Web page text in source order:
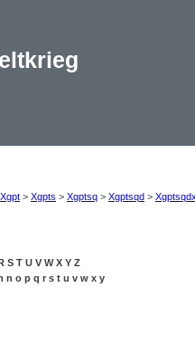
Xgpt > Xgpts > Xgptsq > Xgptsqd >
S T U V W X Y Z
n o p q r s t u v w x y